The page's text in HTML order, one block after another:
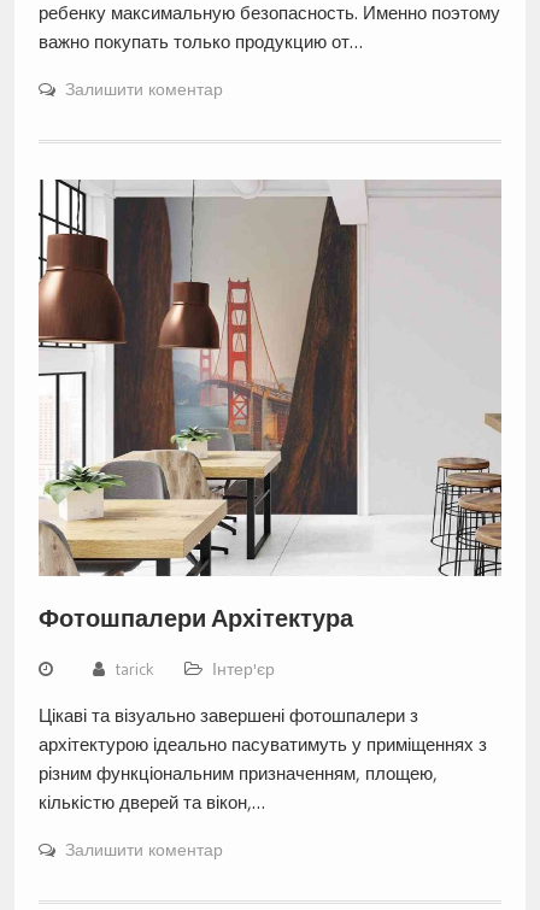
ребенку максимальную безопасность. Именно поэтому
важно покупать только продукцию от…
Залишити коментар
Фотошпалери Архітектура
tarick Інтер'єр
Цікаві та візуально завершені фотошпалери з
архітектурою ідеально пасуватимуть у приміщеннях з
різним функціональним призначенням, площею,
кількістю дверей та вікон,…
Залишити коментар